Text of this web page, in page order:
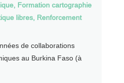
, Formation cartographie
libres, Renforcement
de collaborations
au Burkina Faso (à